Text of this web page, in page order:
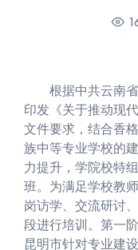
根据中共云南
印发《关于推动现
文件要求，结合香
族中等专业学校的
力提升，学院校特
班。为满足学校教
岗访学、交流研讨
段进行培训。第一
昆明市针对专业建